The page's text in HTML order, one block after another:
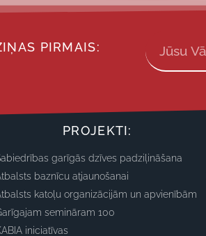
PIRMAIS:
PROJEKTI:
garīgās dzīves padziļināšana
baznīcu atjaunošanai
katoļu organizācijām un apvienībām
semināram 100
iniciatīvas